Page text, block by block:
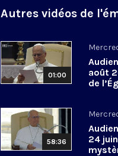
Autres vidéos de
01:00
août
de
58:36
24